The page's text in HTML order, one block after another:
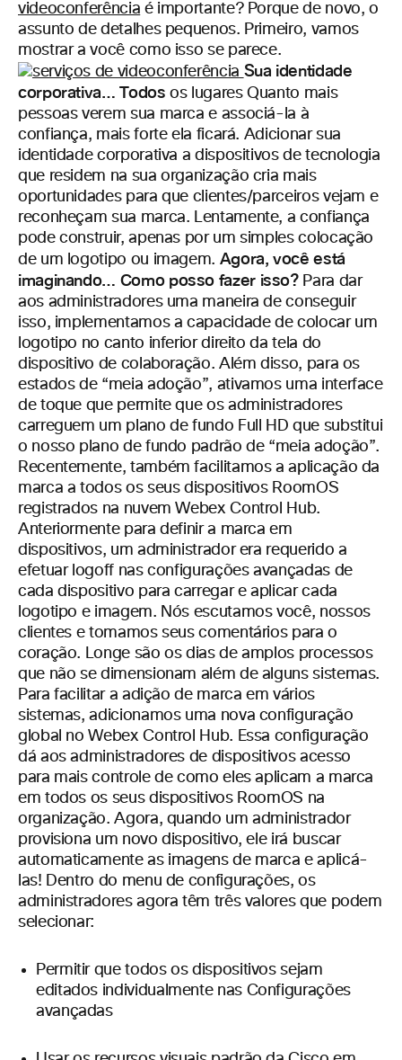
videoconferência é importante? Porque de novo, o
assunto de detalhes pequenos. Primeiro, vamos
mostrar a você como isso se parece.
Sua identidade
corporativa… Todos os lugares Quanto mais
pessoas verem sua marca e associá-la à
confiança, mais forte ela ficará. Adicionar sua
identidade corporativa a dispositivos de tecnologia
que residem na sua organização cria mais
oportunidades para que clientes/parceiros vejam e
reconheçam sua marca. Lentamente, a confiança
pode construir, apenas por um simples colocação
de um logotipo ou imagem. Agora, você está
imaginando… Como posso fazer isso? Para dar
aos administradores uma maneira de conseguir
isso, implementamos a capacidade de colocar um
logotipo no canto inferior direito da tela do
dispositivo de colaboração. Além disso, para os
estados de “meia adoção”, ativamos uma interface
de toque que permite que os administradores
carreguem um plano de fundo Full HD que substitui
o nosso plano de fundo padrão de “meia adoção”.
Recentemente, também facilitamos a aplicação da
marca a todos os seus dispositivos RoomOS
registrados na nuvem Webex Control Hub.
Anteriormente para definir a marca em
dispositivos, um administrador era requerido a
efetuar logoff nas configurações avançadas de
cada dispositivo para carregar e aplicar cada
logotipo e imagem. Nós escutamos você, nossos
clientes e tomamos seus comentários para o
coração. Longe são os dias de amplos processos
que não se dimensionam além de alguns sistemas.
Para facilitar a adição de marca em vários
sistemas, adicionamos uma nova configuração
global no Webex Control Hub. Essa configuração
dá aos administradores de dispositivos acesso
para mais controle de como eles aplicam a marca
em todos os seus dispositivos RoomOS na
organização. Agora, quando um administrador
provisiona um novo dispositivo, ele irá buscar
automaticamente as imagens de marca e aplicá-
las! Dentro do menu de configurações, os
administradores agora têm três valores que podem
selecionar:
Permitir que todos os dispositivos sejam
editados individualmente nas Configurações
avançadas